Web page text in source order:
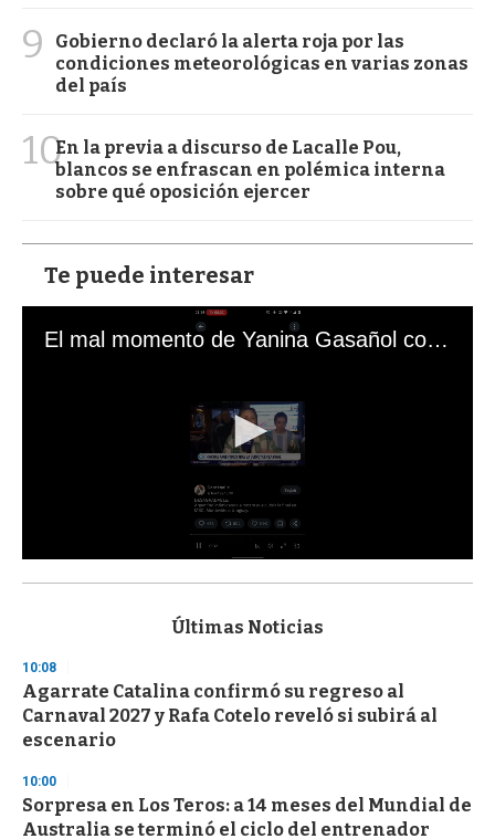
9
Gobierno declaró la alerta roja por las
condiciones meteorológicas en varias zonas
del país
10En la previa a discurso de Lacalle Pou,
blancos se enfrascan en polémica interna
sobre qué oposición ejercer
Te puede interesar
El mal momento de Yanina Gasañol con un hincha argentino en "Subrayado"
s
d
s
o
f
3
s
e
c
o
Últimas Noticias
10:08
Agarrate Catalina confirmó su regreso al
Carnaval 2027 y Rafa Cotelo reveló si subirá al
escenario
10:00
Sorpresa en Los Teros: a 14 meses del Mundial de
Australia se terminó el ciclo del entrenador